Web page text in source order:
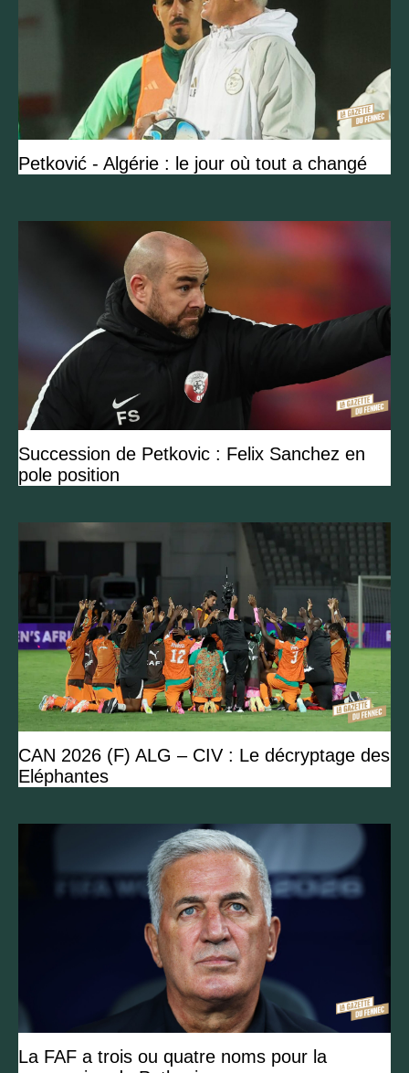
Petković - Algérie : le jour où tout a changé
Succession de Petkovic : Felix Sanchez en
pole position
CAN 2026 (F) ALG – CIV : Le décryptage des
Eléphantes
La FAF a trois ou quatre noms pour la